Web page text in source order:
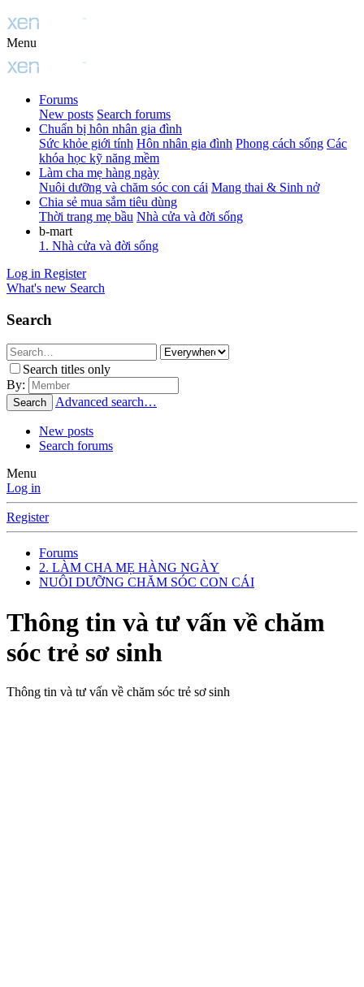
Menu
Forums
New posts Search forums
Chuẩn bị hôn nhân gia đình
Sức khỏe giới tính Hôn nhân gia đình Phong cách sống Các
khóa học kỹ năng mềm
Làm cha mẹ hàng ngày
Nuôi dưỡng và chăm sóc con cái Mang thai & Sinh nở
Chia sẻ mua sắm tiêu dùng
Thời trang mẹ bầu Nhà cửa và đời sống
b-mart
1. Nhà cửa và đời sống
Log in Register
What's new Search
Search
Search titles only
By:
Search Advanced search…
New posts
Search forums
Menu
Log in
Register
Forums
2. LÀM CHA MẸ HÀNG NGÀY
NUÔI DƯỠNG CHĂM SÓC CON CÁI
Thông tin và tư vấn về chăm
sóc trẻ sơ sinh
Thông tin và tư vấn về chăm sóc trẻ sơ sinh